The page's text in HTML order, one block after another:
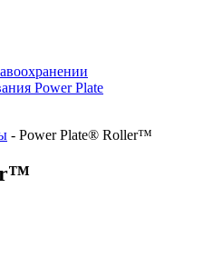
Power Plate
- Power Plate® Roller™